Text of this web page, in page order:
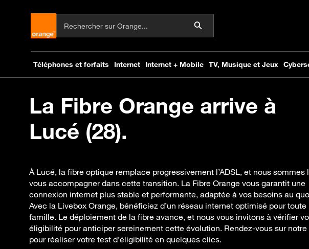
La Fibre Orange arrive à
Lucé (28).
À Lucé, la fibre optique remplace progressivement l’ADSL, et nous sommes
vous accompagner dans cette transition. La Fibre Orange vous garantit une
connexion internet plus stable et performante, adaptée à vos besoins au
Avec la Livebox Orange, bénéficiez d’un réseau internet optimisé pour toute
famille. Le déploiement de la fibre avance, et nous vous invitons à vérifier
éligibilité pour anticiper sereinement cette évolution. Rendez-vous sur notre
pour réaliser votre test d’éligibilité en quelques clics.